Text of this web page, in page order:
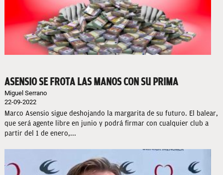
ASENSIO SE FROTA LAS MANOS CON SU PRIMA
Miguel Serrano
22-09-2022
Marco Asensio sigue deshojando la margarita de su futuro. El balear,
que será agente libre en junio y podrá firmar con cualquier club a
partir del 1 de enero,...